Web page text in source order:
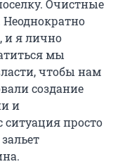
Очистные
и я лично
мы
чтобы нам
создание
и
ситуация просто